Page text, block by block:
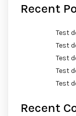
Recent
Test
Test
Test
Test
Test
Recent